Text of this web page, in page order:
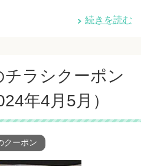
続きを読む
ラシクーポン
年4月5月）
クーポン